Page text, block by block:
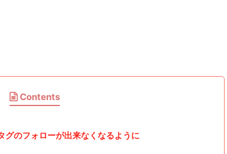
Contents
グのフォローが出来なくなるように